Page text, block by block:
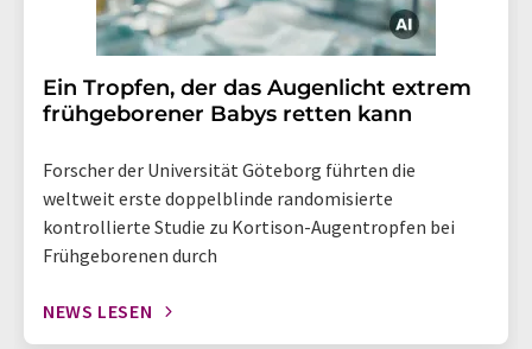
Ein Tropfen, der das Augenlicht extrem
frühgeborener Babys retten kann
Forscher der Universität Göteborg führten die
weltweit erste doppelblinde randomisierte
kontrollierte Studie zu Kortison-Augentropfen bei
Frühgeborenen durch
NEWS LESEN